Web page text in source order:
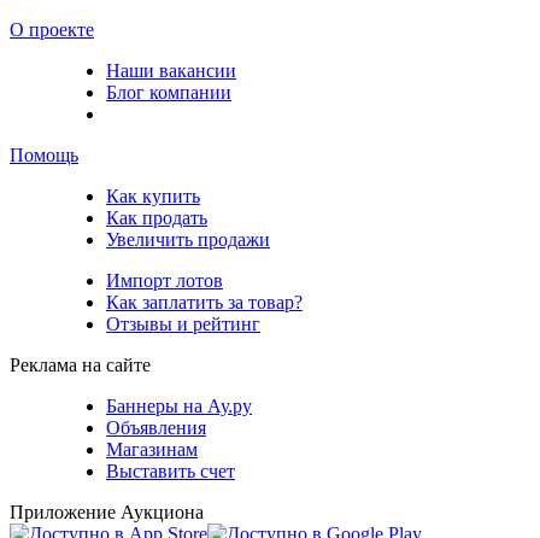
О проекте
Наши вакансии
Блог компании
Помощь
Как купить
Как продать
Увеличить продажи
Импорт лотов
Как заплатить за товар?
Отзывы и рейтинг
Реклама на сайте
Баннеры на Ау.ру
Объявления
Магазинам
Выставить счет
Приложение Аукциона